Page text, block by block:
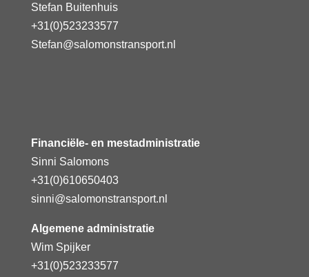
Stefan Buitenhuis
+31(0)523233577
Stefan@salomonstransport.nl
Financiële- en mestadministratie
Sinni Salomons
+31(0)610650403
sinni@salomonstransport.nl
Algemene administratie
Wim Spijker
+31(0)523233577